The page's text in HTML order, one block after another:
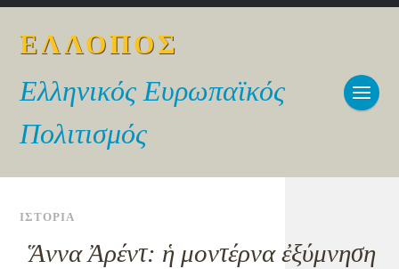
ΕΛΛΟΠΟΣ
Ελληνικός Ευρωπαϊκός
Πολιτισμός
ΙΣΤΟΡΙΑ
Ἅννα Ἀρέντ: ἡ μοντέρνα ἐξύμνηση